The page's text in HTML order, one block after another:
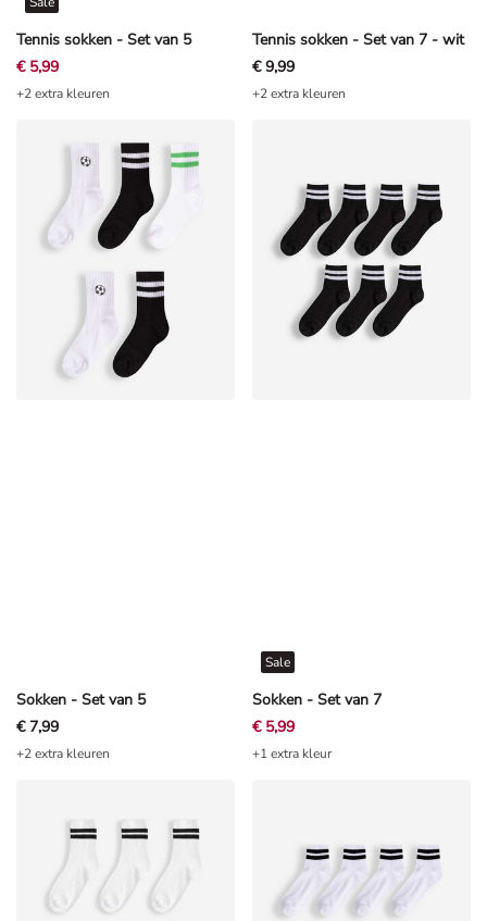
Tennis sokken - Set van 5
€ 5,99
+2 extra kleuren
Tennis sokken - Set van 7 - wit
€ 9,99
+2 extra kleuren
Sokken - Set van 5
€ 7,99
+2 extra kleuren
Sokken - Set van 7
Sale
€ 5,99
+1 extra kleur